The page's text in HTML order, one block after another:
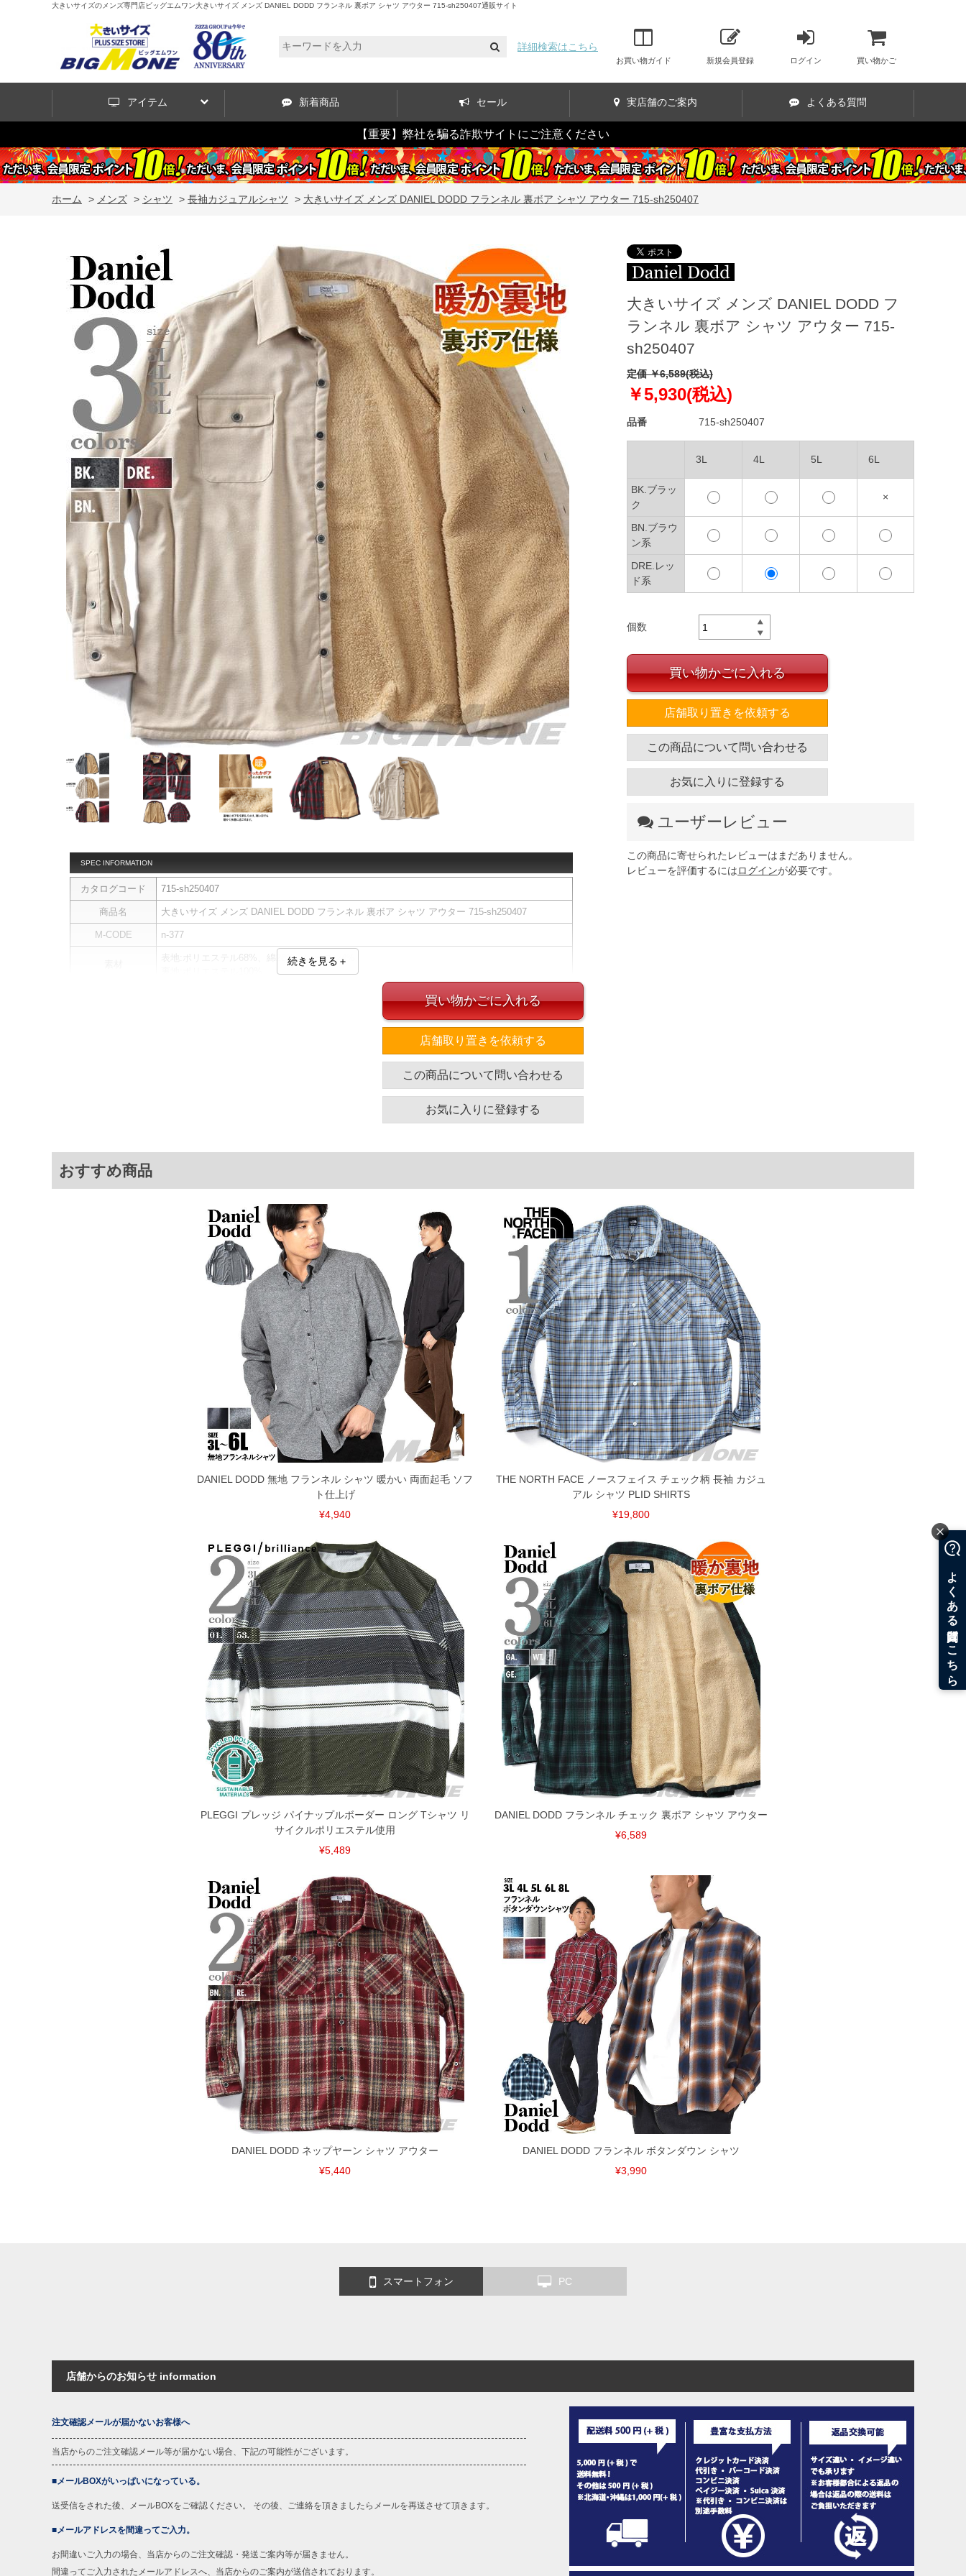
大きいサイズのメンズ専門店ビッグエムワン大きいサイズ メンズ DANIEL DODD フランネル 裏ボア シャツ アウター 715-sh250407通販サイト
詳細検索はこちら
お買い物ガイド 新規会員登録 ログイン 買い物かご
アイテム 新着商品 セール 実店舗のご案内 よくある質問
【重要】弊社を騙る詐欺サイトにご注意ください
ホーム > メンズ > シャツ > 長袖カジュアルシャツ > 大きいサイズ メンズ DANIEL DODD フランネル 裏ボア シャツ アウター 715-sh250407
SPEC INFORMATION
カタログコード 715-sh250407
商品名 大きいサイズ メンズ DANIEL DODD フランネル 裏ボア シャツ アウター 715-sh250407
M-CODE n-377
表地:ポリエステル68%、綿28%、レーヨン4%
あったか裏ボアシャツアウター。着合わせしやすい無地とチェック柄を厳選しました。
胸囲 着丈
135 79
5L
6L 60 66 153
85
単位はcm
※商品によって若干のサイズの誤差がございます。また、お客様がご使用の環境（コンピュータ画
面）によって、商品の色味が若干異なる場合がございます。予めご了承ください。
※上記サイズが実際の商品に付いているタグのサイズ表記と異なる場合があります。お取り扱い前に
商品付属タグの記載もご確認下さい。
※当店での掲載商品は、実店鋪と在庫を共用しておりますので店頭での売り違い、店舗からのお取り
寄せ等により、お客様にご迷惑をお掛けしてしまう場合がございます。そのようなことがない様最大
限に努めておりますが、もしあった場合速やかにご連絡させて頂きますので予めご了承ください。
※【ボトムの裾上げをご希望の場合】
裾上げ料金は500円+税となります。
備考欄に股下●cmとご記入下さい。（裾上げ無料対象商品は1本につき税込6,000円以上の品が対象。
1本5,999円以下の商品は有料（500円+税）となります。）
出荷まで約1週間～20日間程お時間を頂く場合がございます。
尚、裾上げした商品は返品・交換不可となりますので、予めご了承下さい。
一部、お直しに対応出来ない商品がございます。(例：裾にファスナーや調節ひもが付いている、極
端なデザインが施されている等)
返品交換希望の方は、商品到着後1週間以内にご連絡ください。
下着(肌着)やワイシャツは商品の性質上、返品交換不可とさせて頂いております。予めご了承くださ
続きを見る＋
大きいサイズ メンズ DANIEL DODD フ
ランネル 裏ボア シャツ アウター 715-
sh250407
定価 ￥6,589(税込)
￥5,930(税込)
品番 715-sh250407
3L 4L 5L 6L
BK.ブラッ
ク
×
BN.ブラウ
ン系
DRE.レッ
ド系
個数
買い物かごに入れる
店舗取り置きを依頼する
この商品について問い合わせる
お気に入りに登録する
ユーザーレビュー
この商品に寄せられたレビューはまだありません。
レビューを評価するにはログインが必要です。
買い物かごに入れる
店舗取り置きを依頼する
この商品について問い合わせる
お気に入りに登録する
おすすめ商品
DANIEL DODD 無地 フランネル シャツ 暖かい 両面起毛 ソフ
ト仕上げ
¥4,940
THE NORTH FACE ノースフェイス チェック柄 長袖 カジュ
アル シャツ PLID SHIRTS
¥19,800
PLEGGI プレッジ パイナップルボーダー ロング Tシャツ リ
サイクルポリエステル使用
¥5,489
DANIEL DODD フランネル チェック 裏ボア シャツ アウター
¥6,589
DANIEL DODD ネップヤーン シャツ アウター
¥5,440
DANIEL DODD フランネル ボタンダウン シャツ
¥3,990
スマートフォン PC
店舗からのお知らせ information
注文確認メールが届かないお客様へ
当店からのご注文確認メール等が届かない場合、下記の可能性がございます。
■メールBOXがいっぱいになっている。
送受信をされた後、メールBOXをご確認ください。 その後、ご連絡を頂きましたらメールを再送させて頂きます。
■メールアドレスを間違ってご入力。
お間違いご入力の場合、当店からのご注文確認・発送ご案内等が届きません。
間違ってご入力されたメールアドレスへ、当店からのご案内が送信されております。